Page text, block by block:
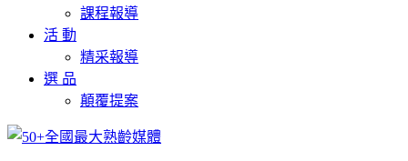
課程報導
活 動
精采報導
選 品
顛覆提案